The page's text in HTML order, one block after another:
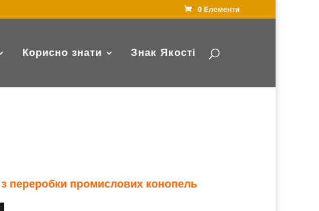
0 Елементи
Корисно знати Знак Якості
переробки промислових конопель